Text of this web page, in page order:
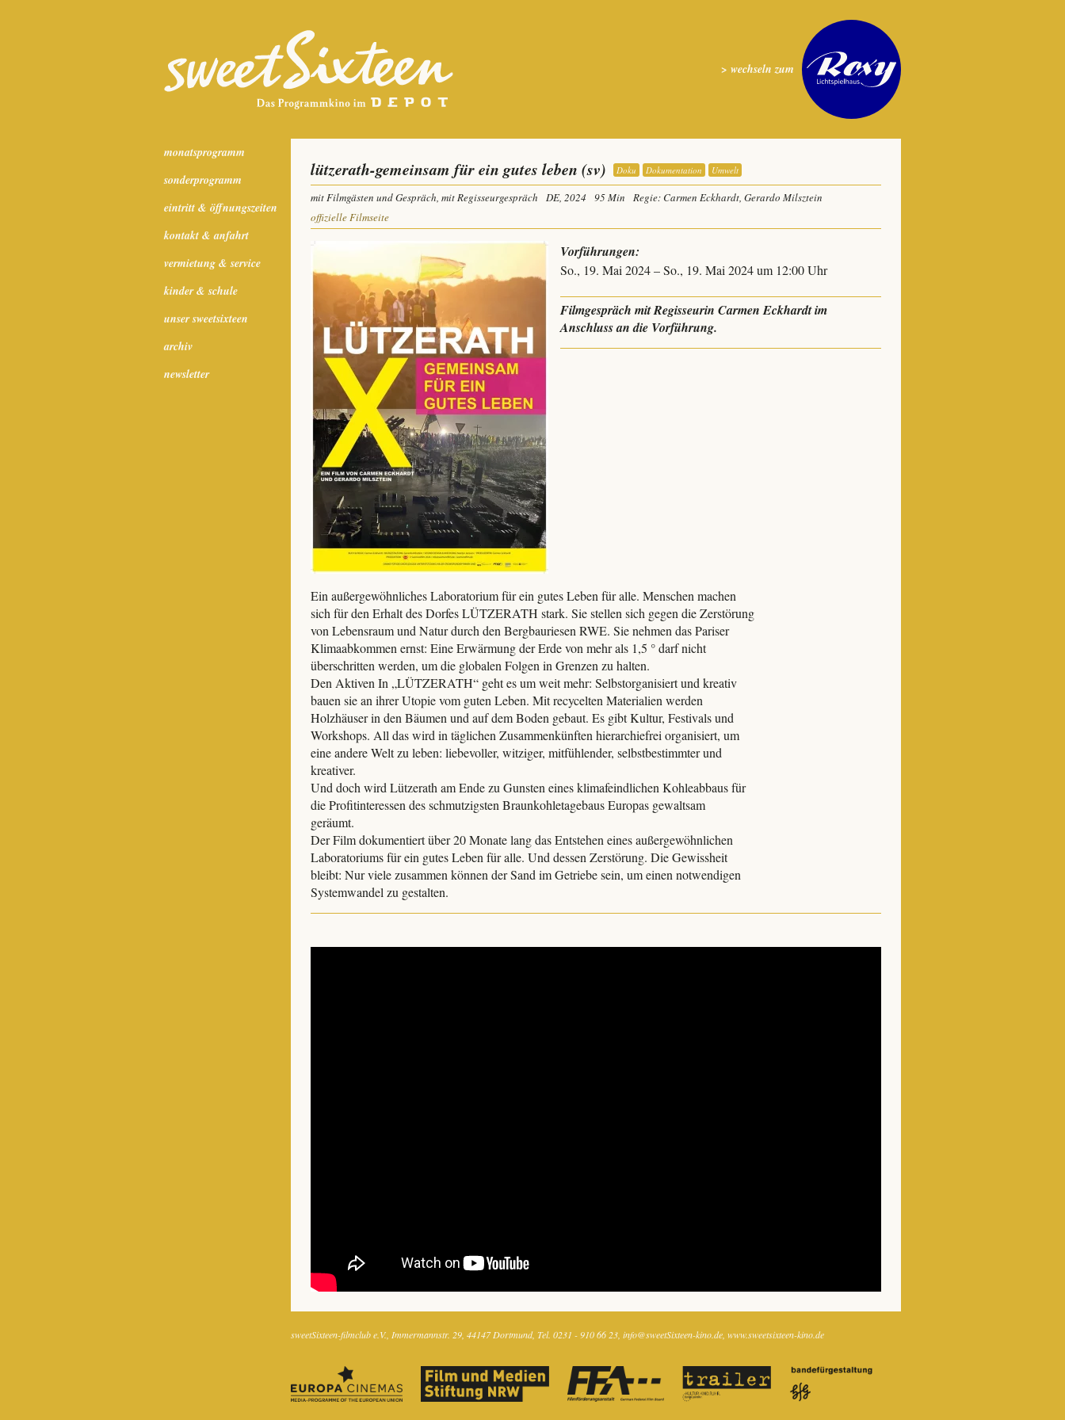
> wechseln zum
monatsprogramm
sonderprogramm
eintritt & öffnungszeiten
kontakt & anfahrt
vermietung & service
kinder & schule
unser sweetsixteen
archiv
newsletter
lützerath-gemeinsam für ein gutes leben (sv) Doku Dokumentation Umwelt
mit Filmgästen und Gespräch, mit Regisseurgespräch DE, 2024 95 Min
Regie: Carmen Eckhardt, Gerardo Milsztein
offizielle Filmseite
Vorführungen:
So., 19. Mai 2024 – So., 19. Mai 2024 um 12:00 Uhr
Filmgespräch mit Regisseurin Carmen Eckhardt im
Anschluss an die Vorführung.
Ein außergewöhnliches Laboratorium für ein gutes Leben für alle. Menschen machen
sich für den Erhalt des Dorfes LÜTZERATH stark. Sie stellen sich gegen die Zerstörung
von Lebensraum und Natur durch den Bergbauriesen RWE. Sie nehmen das Pariser
Klimaabkommen ernst: Eine Erwärmung der Erde von mehr als 1,5 ° darf nicht
überschritten werden, um die globalen Folgen in Grenzen zu halten.
Den Aktiven In „LÜTZERATH“ geht es um weit mehr: Selbstorganisiert und kreativ
bauen sie an ihrer Utopie vom guten Leben. Mit recycelten Materialien werden
Holzhäuser in den Bäumen und auf dem Boden gebaut. Es gibt Kultur, Festivals und
Workshops. All das wird in täglichen Zusammenkünften hierarchiefrei organisiert, um
eine andere Welt zu leben: liebevoller, witziger, mitfühlender, selbstbestimmter und
kreativer.
Und doch wird Lützerath am Ende zu Gunsten eines klimafeindlichen Kohleabbaus für
die Profitinteressen des schmutzigsten Braunkohletagebaus Europas gewaltsam
geräumt.
Der Film dokumentiert über 20 Monate lang das Entstehen eines außergewöhnlichen
Laboratoriums für ein gutes Leben für alle. Und dessen Zerstörung. Die Gewissheit
bleibt: Nur viele zusammen können der Sand im Getriebe sein, um einen notwendigen
Systemwandel zu gestalten.
sweetSixteen-filmclub e.V. Immermannstr. 29 44147 Dortmund Tel. 0231 - 910 66 23 info@sweetSixteen-kino.de www.sweetsixteen-kino.de